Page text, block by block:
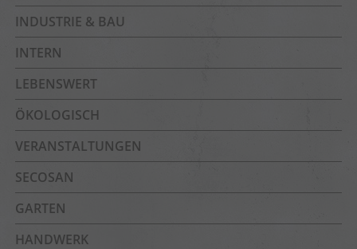
INDUSTRIE & BAU
INTERN
LEBENSWERT
ÖKOLOGISCH
VERANSTALTUNGEN
SECOSAN
GARTEN
HANDWERK